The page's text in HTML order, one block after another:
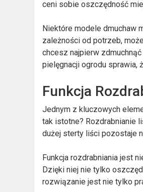
ceni sobie oszczędność
Niektóre modele dmuchaw
zależności od potrzeb,
chcesz najpierw
pielęgnacji ogrodu sprawia,
Funkcja
Jednym z kluczowych
tak istotne? Rozdrabnianie
dużej sterty liści pozostaje
Funkcja rozdrabniania jest
Dzięki niej nie tylko
rozwiązanie jest nie tylko